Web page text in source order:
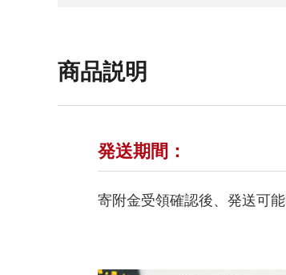
商品説明
発送期間：
寄附金受領確認後、発送可